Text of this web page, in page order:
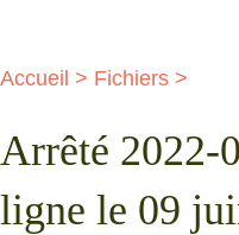
Accueil > Fichiers >
Arrêté 2022-
ligne le 09